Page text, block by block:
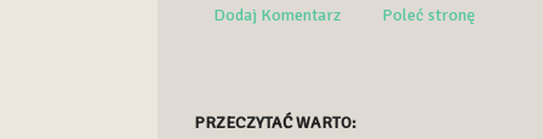
Dodaj Komentarz Poleć stronę
PRZECZYTAĆ WARTO: